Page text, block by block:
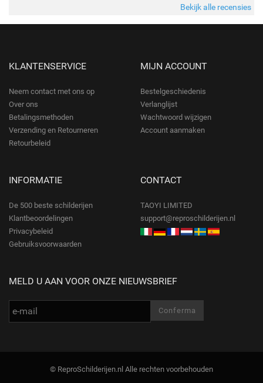
Bekijk alle recensies
KLANTENSERVICE
Neem contact met ons op
Over ons
Betalingsmethoden
Verzending en Retourneren
Retourbeleid
MIJN ACCOUNT
Bestelgeschiedenis
Verlanglijst
Wachtwoord wijzigen
Account aanmaken
INFORMATIE
De 500 beste schilderijen
Klantbeoordelingen
Privacybeleid
Gebruiksvoorwaarden
CONTACT
TAOYI LIMITED
support@reproschilderijen.nl
MELD U AAN VOOR ONZE NIEUWSBRIEF
© ReproSchilderijen.nl Alle rechten voorbehouden